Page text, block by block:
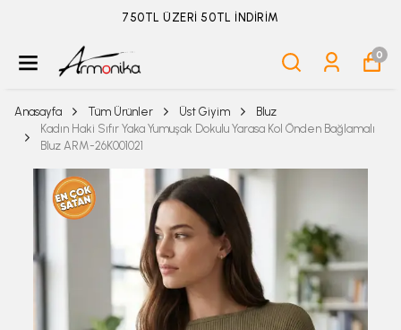
ÜYELİKSİZ SİPARİŞ İADE TALEBİ İÇİN TIKLA
0
Anasayfa Tüm Ürünler Üst Giyim
Bluz
Kadın Haki Sıfır Yaka Yumuşak Dokulu Yarasa Kol Önden Bağlamalı
Bluz ARM-26K001021